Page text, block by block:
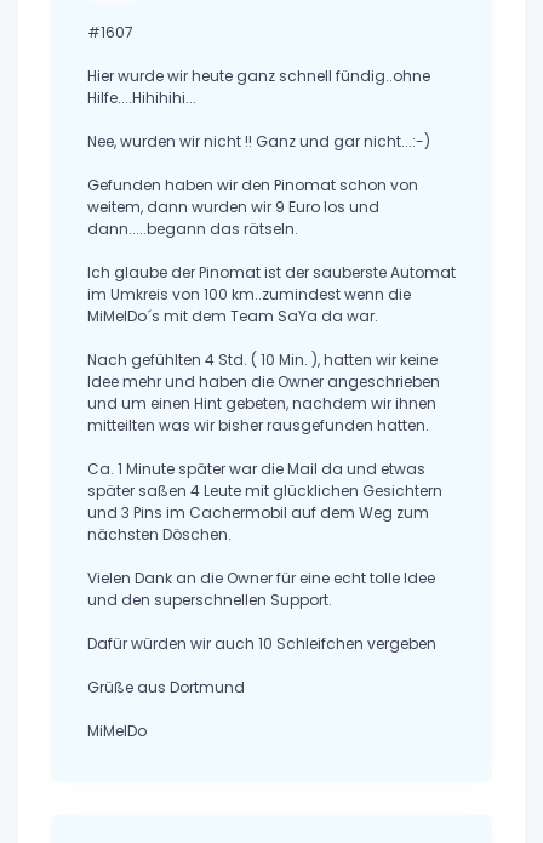
#1607
Hier wurde wir heute ganz schnell fündig..ohne
Hilfe....Hihihihi...
Nee, wurden wir nicht !! Ganz und gar nicht...:-)
Gefunden haben wir den Pinomat schon von
weitem, dann wurden wir 9 Euro los und
dann.....begann das rätseln.
Ich glaube der Pinomat ist der sauberste Automat
im Umkreis von 100 km..zumindest wenn die
MiMelDo´s mit dem Team SaYa da war.
Nach gefühlten 4 Std. ( 10 Min. ), hatten wir keine
Idee mehr und haben die Owner angeschrieben
und um einen Hint gebeten, nachdem wir ihnen
mitteilten was wir bisher rausgefunden hatten.
Ca. 1 Minute später war die Mail da und etwas
später saßen 4 Leute mit glücklichen Gesichtern
und 3 Pins im Cachermobil auf dem Weg zum
nächsten Döschen.
Vielen Dank an die Owner für eine echt tolle Idee
und den superschnellen Support.
Dafür würden wir auch 10 Schleifchen vergeben
Grüße aus Dortmund
MiMelDo